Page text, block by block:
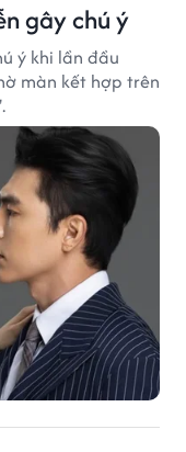
gây chú ý
ý khi lần đầu
màn kết hợp trên